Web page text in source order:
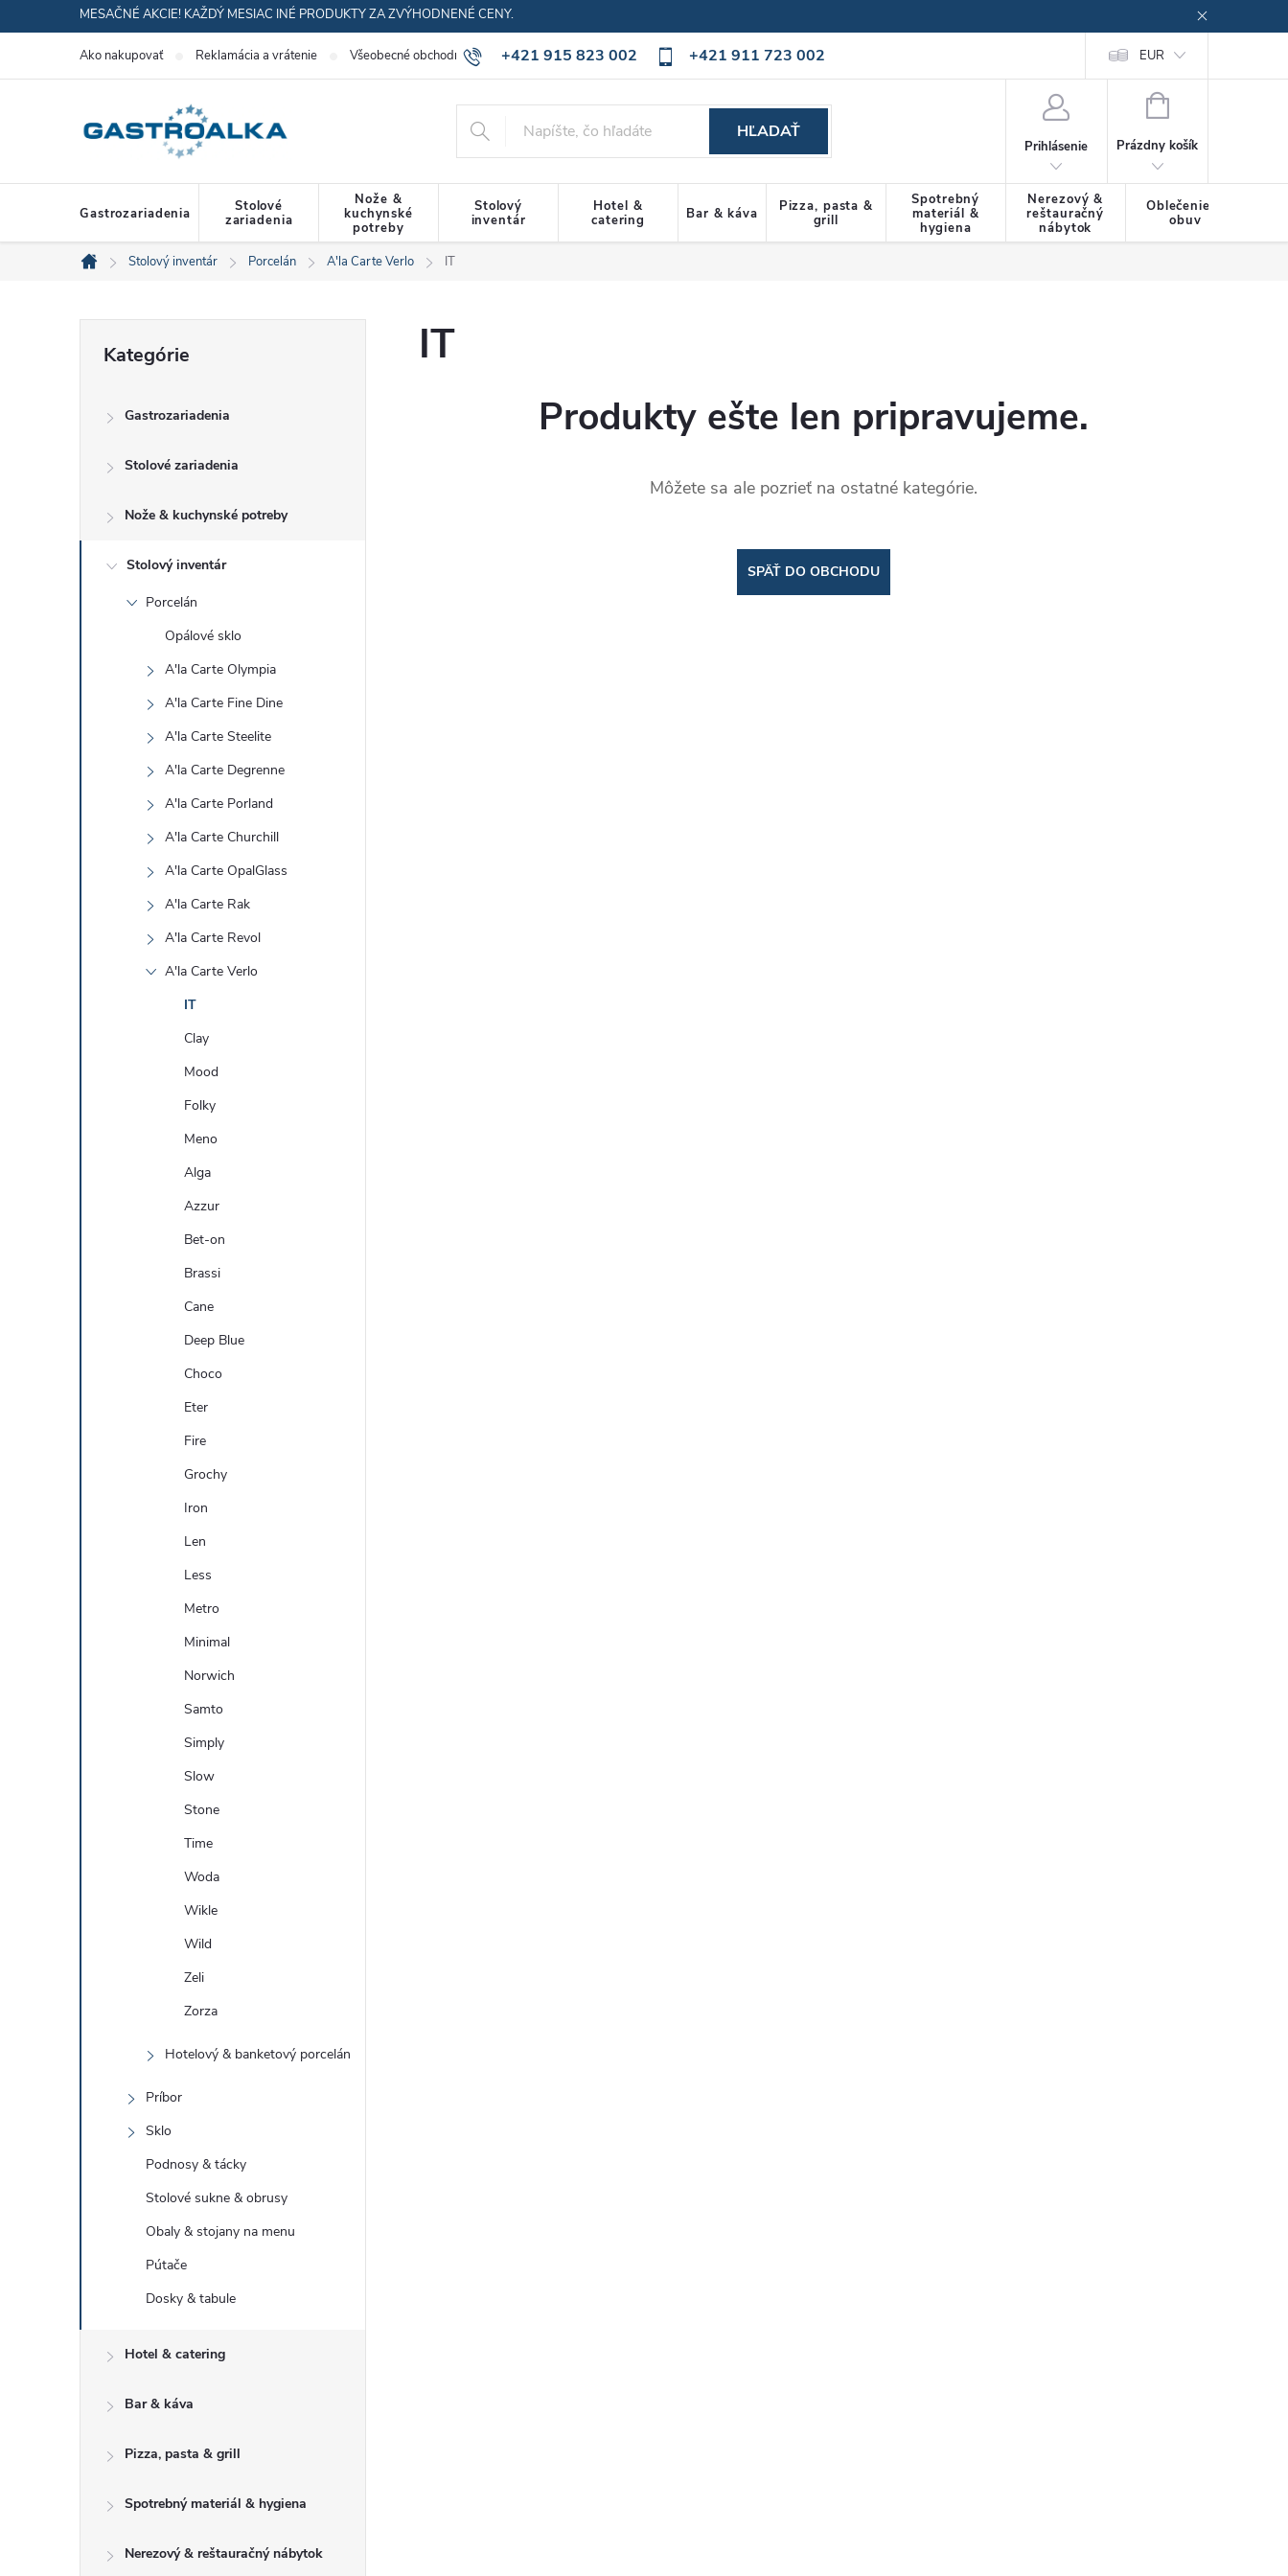
na
MESAČNÉ AKCIE! KAŽDÝ MESIAC INÉ PRODUKTY ZA ZVÝHODNENÉ CENY.
+421 915 823 002 +421 911 723 002
Ako nakupovať Reklamácia a vrátenie Všeobecné obchodné podmienky Ochrana osobných údajov Cookies policy EUR
HĽADAŤ
Prihlásenie
NÁKUPNÝ
Prázdny košík
Gastrozariadenia
Stolové
zariadenia
Nože &
kuchynské
potreby
Stolový
inventár
Hotel &
catering
Bar & káva
Pizza, pasta &
grill
Spotrebný
materiál &
hygiena
Nerezový &
reštauračný
nábytok
Oblečenie &
obuv
Domov
Stolový inventár Porcelán A'la Carte Verlo IT
ý
kategórie
Kategórie
Gastrozariadenia
Stolové zariadenia
Nože & kuchynské potreby
Stolový inventár
Porcelán
Opálové sklo
A'la Carte Olympia
A'la Carte Fine Dine
A'la Carte Steelite
A'la Carte Degrenne
A'la Carte Porland
A'la Carte Churchill
A'la Carte OpalGlass
A'la Carte Rak
A'la Carte Revol
A'la Carte Verlo
IT
Clay
Mood
Folky
Meno
Alga
Azzur
Bet-on
Brassi
Cane
Deep Blue
Choco
Eter
Fire
Grochy
Iron
Len
Less
Metro
Minimal
Norwich
Samto
Simply
Slow
Stone
Time
Woda
Wikle
Wild
Zeli
Zorza
Hotelový & banketový porcelán
Príbor
Sklo
Podnosy & tácky
Stolové sukne & obrusy
Obaly & stojany na menu
Pútače
Dosky & tabule
Hotel & catering
Bar & káva
Pizza, pasta & grill
Spotrebný materiál & hygiena
Nerezový & reštauračný nábytok
IT
Produkty ešte len pripravujeme.
Môžete sa ale pozrieť na ostatné kategórie.
SPÄŤ DO OBCHODU